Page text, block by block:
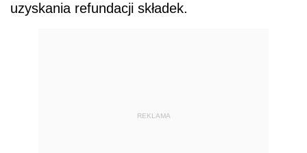
uzyskania refundacji składek.
REKLAMA